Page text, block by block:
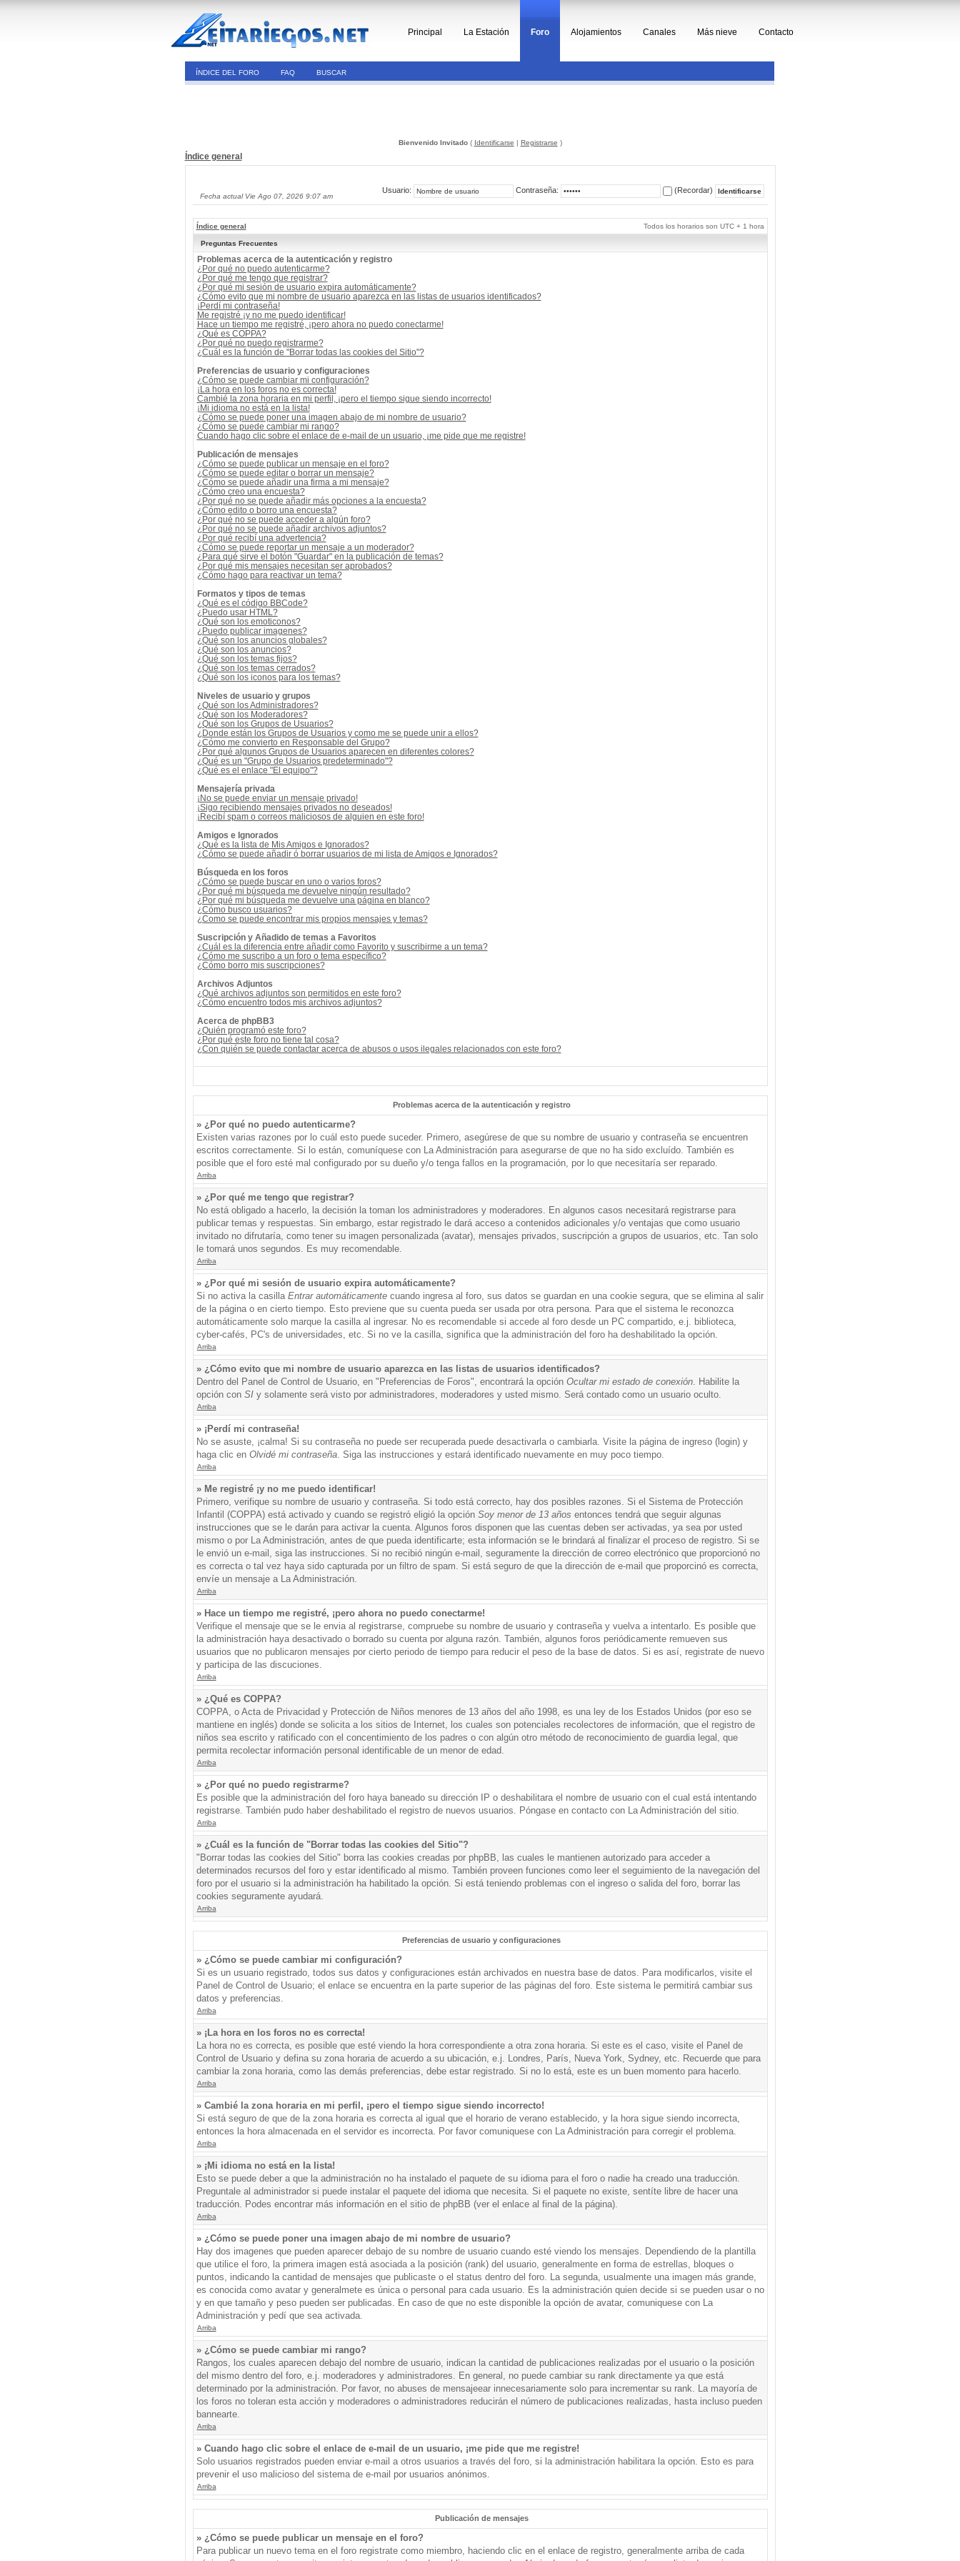
Principal La Estación Foro Alojamientos Canales Más nieve Contacto
ÍNDICE DEL FORO FAQ BUSCAR
Bienvenido Invitado( Identificarse | Registrarse )
Índice general
Fecha actual Vie Ago 07, 2026 9:07 am
Usuario: Contraseña: (Recordar)
Índice general Todos los horarios son UTC + 1 hora
Preguntas Frecuentes
Problemas acerca de la autenticación y registro
¿Por qué no puedo autenticarme?
¿Por qué me tengo que registrar?
¿Por qué mi sesión de usuario expira automáticamente?
¿Cómo evito que mi nombre de usuario aparezca en las listas de usuarios identificados?
¡Perdí mi contraseña!
Me registré ¡y no me puedo identificar!
Hace un tiempo me registré, ¡pero ahora no puedo conectarme!
¿Qué es COPPA?
¿Por qué no puedo registrarme?
¿Cuál es la función de "Borrar todas las cookies del Sitio"?
Preferencias de usuario y configuraciones
¿Cómo se puede cambiar mi configuración?
¡La hora en los foros no es correcta!
Cambié la zona horaria en mi perfil, ¡pero el tiempo sigue siendo incorrecto!
¡Mi idioma no está en la lista!
¿Cómo se puede poner una imagen abajo de mi nombre de usuario?
¿Cómo se puede cambiar mi rango?
Cuando hago clic sobre el enlace de e-mail de un usuario, ¡me pide que me registre!
Publicación de mensajes
¿Cómo se puede publicar un mensaje en el foro?
¿Cómo se puede editar o borrar un mensaje?
¿Cómo se puede añadir una firma a mi mensaje?
¿Cómo creo una encuesta?
¿Por qué no se puede añadir más opciones a la encuesta?
¿Cómo edito o borro una encuesta?
¿Por qué no se puede acceder a algún foro?
¿Por qué no se puede añadir archivos adjuntos?
¿Por qué recibí una advertencia?
¿Cómo se puede reportar un mensaje a un moderador?
¿Para qué sirve el botón "Guardar" en la publicación de temas?
¿Por qué mis mensajes necesitan ser aprobados?
¿Cómo hago para reactivar un tema?
Formatos y tipos de temas
¿Qué es el código BBCode?
¿Puedo usar HTML?
¿Qué son los emoticonos?
¿Puedo publicar imagenes?
¿Qué son los anuncios globales?
¿Qué son los anuncios?
¿Qué son los temas fijos?
¿Qué son los temas cerrados?
¿Qué son los iconos para los temas?
Niveles de usuario y grupos
¿Qué son los Administradores?
¿Qué son los Moderadores?
¿Qué son los Grupos de Usuarios?
¿Donde están los Grupos de Usuarios y como me se puede unir a ellos?
¿Cómo me convierto en Responsable del Grupo?
¿Por qué algunos Grupos de Usuarios aparecen en diferentes colores?
¿Qué es un "Grupo de Usuarios predeterminado"?
¿Qué es el enlace "El equipo"?
Mensajería privada
¡No se puede enviar un mensaje privado!
¡Sigo recibiendo mensajes privados no deseados!
¡Recibí spam o correos maliciosos de alguien en este foro!
Amigos e Ignorados
¿Qué es la lista de Mis Amigos e Ignorados?
¿Cómo se puede añadir ó borrar usuarios de mi lista de Amigos e Ignorados?
Búsqueda en los foros
¿Cómo se puede buscar en uno o varios foros?
¿Por qué mi búsqueda me devuelve ningún resultado?
¿Por qué mi búsqueda me devuelve una página en blanco?
¿Cómo busco usuarios?
¿Como se puede encontrar mis propios mensajes y temas?
Suscripción y Añadido de temas a Favoritos
¿Cuál es la diferencia entre añadir como Favorito y suscribirme a un tema?
¿Cómo me suscribo a un foro o tema específico?
¿Cómo borro mis suscripciones?
Archivos Adjuntos
¿Qué archivos adjuntos son permitidos en este foro?
¿Cómo encuentro todos mis archivos adjuntos?
Acerca de phpBB3
¿Quién programó este foro?
¿Por qué este foro no tiene tal cosa?
¿Con quién se puede contactar acerca de abusos o usos ilegales relacionados con este foro?
Problemas acerca de la autenticación y registro
» ¿Por qué no puedo autenticarme?
Existen varias razones por lo cuál esto puede suceder. Primero, asegúrese de que su nombre de usuario y contraseña se encuentren
escritos correctamente. Si lo están, comuníquese con La Administración para asegurarse de que no ha sido excluído. También es
posible que el foro esté mal configurado por su dueño y/o tenga fallos en la programación, por lo que necesitaría ser reparado.
Arriba
» ¿Por qué me tengo que registrar?
No está obligado a hacerlo, la decisión la toman los administradores y moderadores. En algunos casos necesitará registrarse para
publicar temas y respuestas. Sin embargo, estar registrado le dará acceso a contenidos adicionales y/o ventajas que como usuario
invitado no difrutaría, como tener su imagen personalizada (avatar), mensajes privados, suscripción a grupos de usuarios, etc. Tan solo
le tomará unos segundos. Es muy recomendable.
Arriba
» ¿Por qué mi sesión de usuario expira automáticamente?
Si no activa la casilla Entrar automáticamentecuando ingresa al foro, sus datos se guardan en una cookie segura, que se elimina al salir
de la página o en cierto tiempo. Esto previene que su cuenta pueda ser usada por otra persona. Para que el sistema le reconozca
automáticamente solo marque la casilla al ingresar. No es recomendable si accede al foro desde un PC compartido, e.j. biblioteca,
cyber-cafés, PC's de universidades, etc. Si no ve la casilla, significa que la administración del foro ha deshabilitado la opción.
Arriba
» ¿Cómo evito que mi nombre de usuario aparezca en las listas de usuarios identificados?
Dentro del Panel de Control de Usuario, en "Preferencias de Foros", encontrará la opción Ocultar mi estado de conexión. Habilite la
opción con SIy solamente será visto por administradores, moderadores y usted mismo. Será contado como un usuario oculto.
Arriba
» ¡Perdí mi contraseña!
No se asuste, ¡calma! Si su contraseña no puede ser recuperada puede desactivarla o cambiarla. Visite la página de ingreso (login) y
haga clic en Olvidé mi contraseña. Siga las instrucciones y estará identificado nuevamente en muy poco tiempo.
Arriba
» Me registré ¡y no me puedo identificar!
Primero, verifique su nombre de usuario y contraseña. Si todo está correcto, hay dos posibles razones. Si el Sistema de Protección
Infantil (COPPA) está activado y cuando se registró eligió la opción Soy menor de 13 años entonces tendrá que seguir algunas
instrucciones que se le darán para activar la cuenta. Algunos foros disponen que las cuentas deben ser activadas, ya sea por usted
mismo o por La Administración, antes de que pueda identificarte; esta información se le brindará al finalizar el proceso de registro. Si se
le envió un e-mail, siga las instrucciones. Si no recibió ningún e-mail, seguramente la dirección de correo electrónico que proporcionó no
es correcta o tal vez haya sido capturada por un filtro de spam. Si está seguro de que la dirección de e-mail que proporcinó es correcta,
envíe un mensaje a La Administración.
Arriba
» Hace un tiempo me registré, ¡pero ahora no puedo conectarme!
Verifique el mensaje que se le envia al registrarse, compruebe su nombre de usuario y contraseña y vuelva a intentarlo. Es posible que
la administración haya desactivado o borrado su cuenta por alguna razón. También, algunos foros periódicamente remueven sus
usuarios que no publicaron mensajes por cierto periodo de tiempo para reducir el peso de la base de datos. Si es así, registrate de nuevo
y participa de las discuciones.
Arriba
» ¿Qué es COPPA?
COPPA, o Acta de Privacidad y Protección de Niños menores de 13 años del año 1998, es una ley de los Estados Unidos (por eso se
mantiene en inglés) donde se solicita a los sitios de Internet, los cuales son potenciales recolectores de información, que el registro de
niños sea escrito y ratificado con el concentimiento de los padres o con algún otro método de reconocimiento de guardia legal, que
permita recolectar información personal identificable de un menor de edad.
Arriba
» ¿Por qué no puedo registrarme?
Es posible que la administración del foro haya baneado su dirección IP o deshabilitara el nombre de usuario con el cual está intentando
registrarse. También pudo haber deshabilitado el registro de nuevos usuarios. Póngase en contacto con La Administración del sitio.
Arriba
» ¿Cuál es la función de "Borrar todas las cookies del Sitio"?
"Borrar todas las cookies del Sitio" borra las cookies creadas por phpBB, las cuales le mantienen autorizado para acceder a
determinados recursos del foro y estar identificado al mismo. También proveen funciones como leer el seguimiento de la navegación del
foro por el usuario si la administración ha habilitado la opción. Si está teniendo problemas con el ingreso o salida del foro, borrar las
cookies seguramente ayudará.
Arriba
Preferencias de usuario y configuraciones
» ¿Cómo se puede cambiar mi configuración?
Si es un usuario registrado, todos sus datos y configuraciones están archivados en nuestra base de datos. Para modificarlos, visite el
Panel de Control de Usuario; el enlace se encuentra en la parte superior de las páginas del foro. Este sistema le permitirá cambiar sus
datos y preferencias.
Arriba
» ¡La hora en los foros no es correcta!
La hora no es correcta, es posible que esté viendo la hora correspondiente a otra zona horaria. Si este es el caso, visite el Panel de
Control de Usuario y defina su zona horaria de acuerdo a su ubicación, e.j. Londres, París, Nueva York, Sydney, etc. Recuerde que para
cambiar la zona horaria, como las demás preferencias, debe estar registrado. Si no lo está, este es un buen momento para hacerlo.
Arriba
» Cambié la zona horaria en mi perfil, ¡pero el tiempo sigue siendo incorrecto!
Si está seguro de que de la zona horaria es correcta al igual que el horario de verano establecido, y la hora sigue siendo incorrecta,
entonces la hora almacenada en el servidor es incorrecta. Por favor comuniquese con La Administración para corregir el problema.
Arriba
» ¡Mi idioma no está en la lista!
Esto se puede deber a que la administración no ha instalado el paquete de su idioma para el foro o nadie ha creado una traducción.
Preguntale al administrador si puede instalar el paquete del idioma que necesita. Si el paquete no existe, sentíte libre de hacer una
traducción. Podes encontrar más información en el sitio de phpBB (ver el enlace al final de la página).
Arriba
» ¿Cómo se puede poner una imagen abajo de mi nombre de usuario?
Hay dos imagenes que pueden aparecer debajo de su nombre de usuario cuando esté viendo los mensajes. Dependiendo de la plantilla
que utilice el foro, la primera imagen está asociada a la posición (rank) del usuario, generalmente en forma de estrellas, bloques o
puntos, indicando la cantidad de mensajes que publicaste o el status dentro del foro. La segunda, usualmente una imagen más grande,
es conocida como avatar y generalmete es única o personal para cada usuario. Es la administración quien decide si se pueden usar o no
y en que tamaño y peso pueden ser publicadas. En caso de que no este disponible la opción de avatar, comuniquese con La
Administración y pedí que sea activada.
Arriba
» ¿Cómo se puede cambiar mi rango?
Rangos, los cuales aparecen debajo del nombre de usuario, indican la cantidad de publicaciones realizadas por el usuario o la posición
del mismo dentro del foro, e.j. moderadores y administradores. En general, no puede cambiar su rank directamente ya que está
determinado por la administración. Por favor, no abuses de mensajeear innecesariamente solo para incrementar su rank. La mayoría de
los foros no toleran esta acción y moderadores o administradores reducirán el número de publicaciones realizadas, hasta incluso pueden
bannearte.
Arriba
» Cuando hago clic sobre el enlace de e-mail de un usuario, ¡me pide que me registre!
Solo usuarios registrados pueden enviar e-mail a otros usuarios a través del foro, si la administración habilitara la opción. Esto es para
prevenir el uso malicioso del sistema de e-mail por usuarios anónimos.
Arriba
Publicación de mensajes
» ¿Cómo se puede publicar un mensaje en el foro?
Para publicar un nuevo tema en el foro registrate como miembro, haciendo clic en el enlace de registro, generalmente arriba de cada